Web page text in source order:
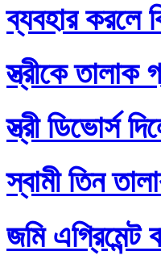
ব্যবহার করলে
স্ত্রীকে তালাক
স্ত্রী ডিভোর্স
স্বামী তিন
জমি এগ্রিমেন্ট